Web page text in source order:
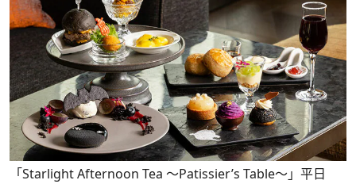
「Starlight Afternoon Tea ～Patissier’s Table～」平日